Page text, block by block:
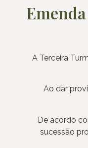
A Terceira
Ao dar
De acordo
sucessão